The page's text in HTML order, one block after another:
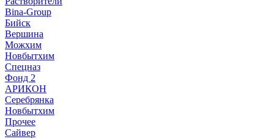
Bina-Group
Бийск
Вершина
Можхим
Новбытхим
Спецназ
Фонд 2
АРИКОН
Серебрянка
Новбытхим
Прочее
Сайвер